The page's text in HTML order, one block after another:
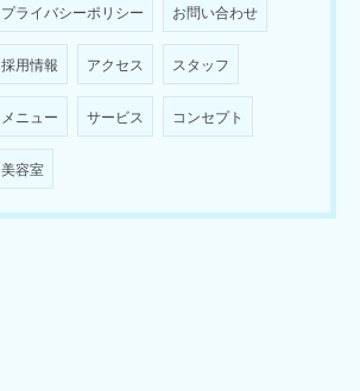
プライバシーポリシー お問い合わせ
採用情報 アクセス スタッフ
メニュー サービス コンセプト
美容室